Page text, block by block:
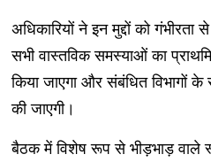
अधिकारियों ने इन मुद्दों को
सभी वास्तविक समस्याओं का
किया जाएगा और संबंधित विभागों
की जाएगी।
बैठक में विशेष रूप से भीड़भाड़ वाले